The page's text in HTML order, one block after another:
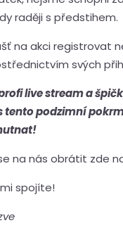
raději s předstihem.
na akci
svých
live stream a
podzimní
na nás obrátit zde
spojíte!